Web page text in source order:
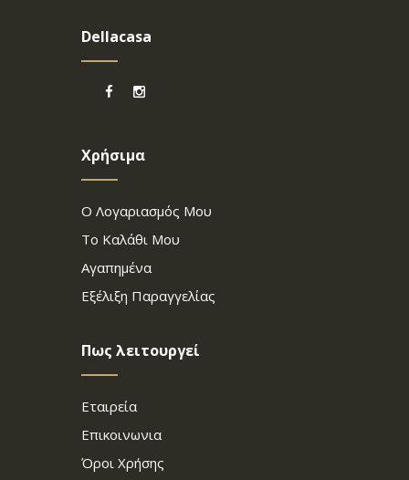
Dellacasa
Χρήσιμα
Ο Λογαριασμός Μου
Το Καλάθι Μου
Αγαπημένα
Εξέλιξη Παραγγελίας
Πως λειτουργεί
Εταιρεία
Επικοινωνια
Όροι Χρήσης